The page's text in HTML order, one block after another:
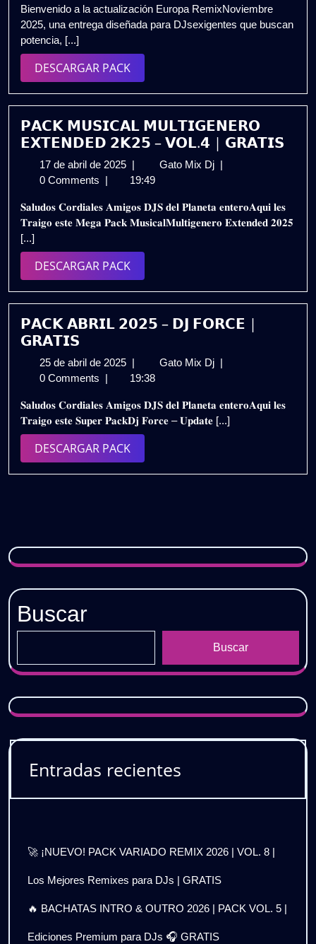
de
2025
UPDATE
NOVIEMBRE
EDITS
🔥
Gratis
Bienvenido a la actualización Europa RemixNoviembre
2025, una entrega diseñada para DJsexigentes que buscan
potencia, [...]
DESCARGAR PACKDESCARGAR
PACK
𝗣𝗔𝗖𝗞 𝗠𝗨𝗦𝗜𝗖𝗔𝗟 𝗠𝗨𝗟𝗧𝗜𝗚𝗘𝗡𝗘𝗥𝗢
𝗘𝗫𝗧𝗘𝗡𝗗𝗘𝗗 𝟮𝗞𝟮𝟱 – 𝗩𝗢𝗟.𝟰 | 𝗚𝗥𝗔𝗧𝗜𝗦
17 de abril de 2025 17
de
de
2025
| Gato Mix Dj 𝗣𝗔𝗖𝗞
𝗘𝗫𝗧𝗘𝗡𝗗𝗘𝗗
𝟮𝗞𝟮𝟱
|
0 Comments | 19:49
𝐒𝐚𝐥𝐮𝐝𝐨𝐬 𝐂𝐨𝐫𝐝𝐢𝐚𝐥𝐞𝐬 𝐀𝐦𝐢𝐠𝐨𝐬 𝐃𝐉𝐒 𝐝𝐞𝐥 𝐏𝐥𝐚𝐧𝐞𝐭𝐚 𝐞𝐧𝐭𝐞𝐫𝐨𝐀𝐪𝐮𝐢 𝐥𝐞𝐬
𝐓𝐫𝐚𝐢𝐠𝐨 𝐞𝐬𝐭𝐞 𝐌𝐞𝐠𝐚 𝐏𝐚𝐜𝐤 𝐌𝐮𝐬𝐢𝐜𝐚𝐥𝐌𝐮𝐥𝐭𝐢𝐠𝐞𝐧𝐞𝐫𝐨 𝐄𝐱𝐭𝐞𝐧𝐝𝐞𝐝 𝟐𝟎𝟐𝟓
[...]
DESCARGAR PACKDESCARGAR
PACK
𝗣𝗔𝗖𝗞 𝗔𝗕𝗥𝗜𝗟 𝟮𝟬𝟮𝟱 – 𝗗𝗝 𝗙𝗢𝗥𝗖𝗘 |
𝗚𝗥𝗔𝗧𝗜𝗦
25 de abril de 2025 25
de
de
2025
| Gato Mix Dj 𝗣𝗔𝗖𝗞
–
𝗗𝗝
|
0 Comments | 19:38
𝐒𝐚𝐥𝐮𝐝𝐨𝐬 𝐂𝐨𝐫𝐝𝐢𝐚𝐥𝐞𝐬 𝐀𝐦𝐢𝐠𝐨𝐬 𝐃𝐉𝐒 𝐝𝐞𝐥 𝐏𝐥𝐚𝐧𝐞𝐭𝐚 𝐞𝐧𝐭𝐞𝐫𝐨𝐀𝐪𝐮𝐢 𝐥𝐞𝐬
𝐓𝐫𝐚𝐢𝐠𝐨 𝐞𝐬𝐭𝐞 𝐒𝐮𝐩𝐞𝐫 𝐏𝐚𝐜𝐤𝐃𝐣 𝐅𝐨𝐫𝐜𝐞 – 𝐔𝐩𝐝𝐚𝐭𝐞 [...]
DESCARGAR PACKDESCARGAR
PACK
Buscar
Buscar
Entradas recientes
🚀 ¡NUEVO! PACK VARIADO REMIX 2026 | VOL. 8 |
Los Mejores Remixes para DJs | GRATIS
🔥 BACHATAS INTRO & OUTRO 2026 | PACK VOL. 5 |
Ediciones Premium para DJs 🎧 GRATIS